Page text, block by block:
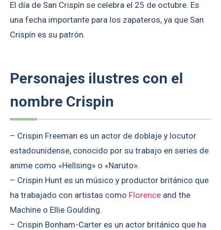
El día de San Crispín se celebra el 25 de octubre. Es
una fecha importante para los zapateros, ya que San
Crispín es su patrón.
Personajes ilustres con el
nombre Crispin
– Crispin Freeman es un actor de doblaje y locutor
estadounidense, conocido por su trabajo en series de
anime como «Hellsing» o «Naruto».
– Crispin Hunt es un músico y productor británico que
ha trabajado con artistas como Florence and the
Machine o Ellie Goulding.
– Crispin Bonham-Carter es un actor británico que ha